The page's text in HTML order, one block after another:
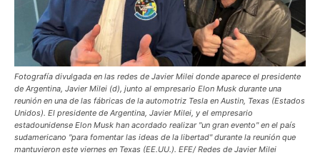
Fotografía divulgada en las redes de Javier Milei donde aparece el presidente
de Argentina, Javier Milei (d), junto al empresario Elon Musk durante una
reunión en una de las fábricas de la automotriz Tesla en Austin, Texas (Estados
Unidos). El presidente de Argentina, Javier Milei, y el empresario
estadounidense Elon Musk han acordado realizar "un gran evento" en el país
sudamericano "para fomentar las ideas de la libertad" durante la reunión que
mantuvieron este viernes en Texas (EE.UU.). EFE/ Redes de Javier Milei